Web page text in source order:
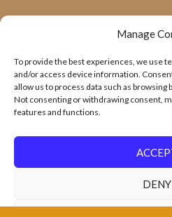
Manage
To provide the best experiences, we use
and/or access device information.
allow us to process data such as browsing
Not consenting or withdrawing consent,
features and functions.
DENY
Трапезни маси и столове
Шкафове и витрини